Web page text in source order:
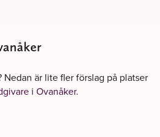
är lite fler förslag på platser
i Ovanåker.